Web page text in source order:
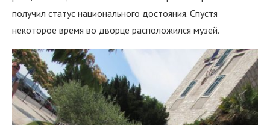
получил статус национального достояния. Спустя
некоторое время во дворце расположился музей.